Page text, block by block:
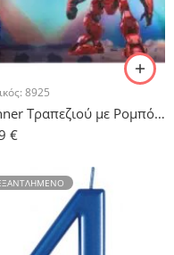
8925
Runner Τραπεζιού με Ρομπότ – 5 m
€